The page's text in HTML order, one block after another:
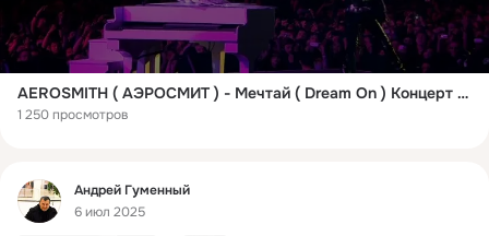
AEROSMITH ( АЭРОСМИТ ) - Мечтай ( Dream On ) Концерт на арене Донингтон Парк. Запись 2014 года
1 250 просмотров
Фид
Андрей Гуменный
6 июл 2025